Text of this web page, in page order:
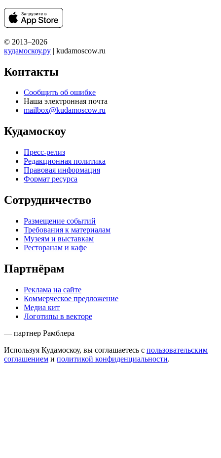
© 2013–2026
кудамоскоу.ру | kudamoscow.ru
Контакты
Сообщить об ошибке
Наша электронная почта
mailbox@kudamoscow.ru
Кудамоскоу
Пресс-релиз
Редакционная политика
Правовая информация
Формат ресурса
Сотрудничество
Размещение событий
Требования к материалам
Музеям и выставкам
Ресторанам и кафе
Партнёрам
Реклама на сайте
Коммерческое предложение
Медиа кит
Логотипы в векторе
— партнер Рамблера
Используя Кудамоскоу, вы соглашаетесь с пользовательским
соглашением и политикой конфиденциальности.